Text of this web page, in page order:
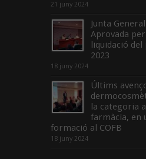
21 juny 2024
Junta
Aprovada
liquidació del
2023
18 juny 2024
Últims
la categoria
farmàcia, en
formació al COFB
18 juny 2024